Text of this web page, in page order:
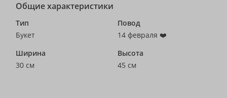
Общие характеристики
Тип
Букет
Повод
14 февраля ❤️
Ширина
30 см
Высота
45 см